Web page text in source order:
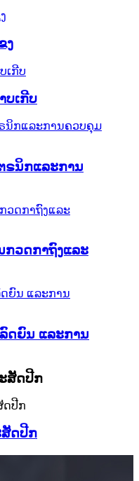
ງ
ບເກີບ
ຣນິກແລະການ
ກວດກາຖົງແລະ
ດຍົນ ແລະການ
ສັດປີກ
ດປີກ